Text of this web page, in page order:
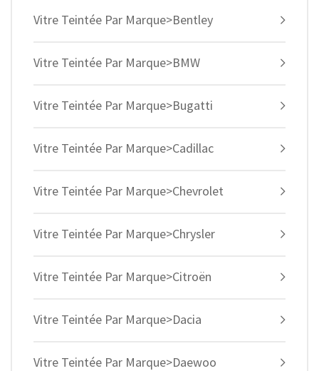
Vitre Teintée Par Marque>Bentley
Vitre Teintée Par Marque>BMW
Vitre Teintée Par Marque>Bugatti
Vitre Teintée Par Marque>Cadillac
Vitre Teintée Par Marque>Chevrolet
Vitre Teintée Par Marque>Chrysler
Vitre Teintée Par Marque>Citroën
Vitre Teintée Par Marque>Dacia
Vitre Teintée Par Marque>Daewoo